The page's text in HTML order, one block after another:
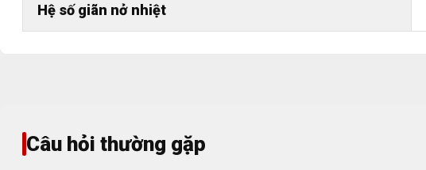
Hệ số giãn nở nhiệt
Câu hỏi thường gặp